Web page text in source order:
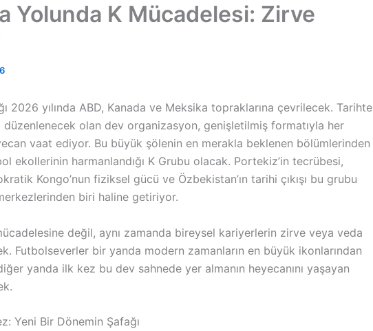
Yolunda K Mücadelesi: Zirve
2026 yılında ABD, Kanada ve Meksika topraklarına çevrilecek. Tarihte
düzenlenecek olan dev organizasyon, genişletilmiş formatıyla her
vaat ediyor. Bu büyük şölenin en merakla beklenen bölümlerinden
ekollerinin harmanlandığı K Grubu olacak. Portekiz’in tecrübesi,
Kongo’nun fiziksel gücü ve Özbekistan’ın tarihi çıkışı bu grubu
biri haline getiriyor.
değil, aynı zamanda bireysel kariyerlerin zirve veya veda
Futbolseverler bir yanda modern zamanların en büyük ikonlarından
yanda ilk kez bu dev sahnede yer almanın heyecanını yaşayan
Yeni Bir Dönemin Şafağı